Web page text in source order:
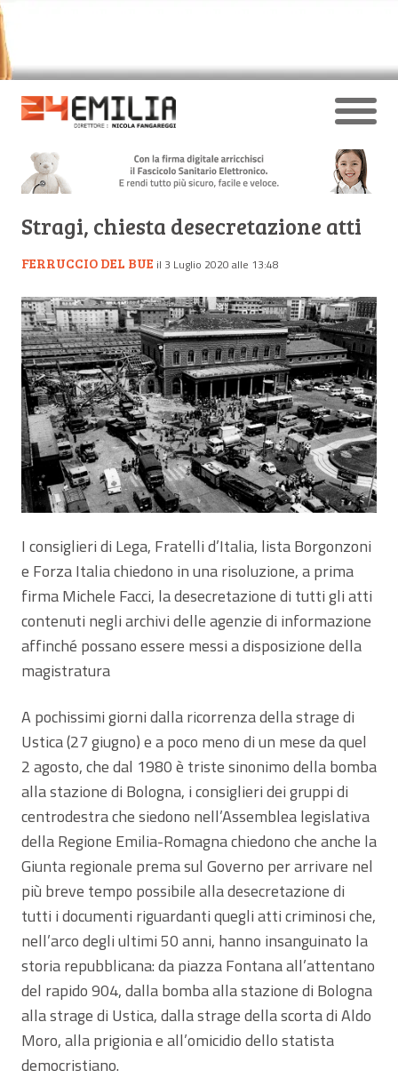
Stragi, chiesta desecretazione atti
FERRUCCIO DEL BUE il 3 Luglio 2020 alle 13:48
I consiglieri di Lega, Fratelli d’Italia, lista Borgonzoni
e Forza Italia chiedono in una risoluzione, a prima
firma Michele Facci, la desecretazione di tutti gli atti
contenuti negli archivi delle agenzie di informazione
affinché possano essere messi a disposizione della
magistratura
A pochissimi giorni dalla ricorrenza della strage di
Ustica (27 giugno) e a poco meno di un mese da quel
2 agosto, che dal 1980 è triste sinonimo della bomba
alla stazione di Bologna, i consiglieri dei gruppi di
centrodestra che siedono nell’Assemblea legislativa
della Regione Emilia-Romagna chiedono che anche la
Giunta regionale prema sul Governo per arrivare nel
più breve tempo possibile alla desecretazione di
tutti i documenti riguardanti quegli atti criminosi che,
nell’arco degli ultimi 50 anni, hanno insanguinato la
storia repubblicana: da piazza Fontana all’attentano
del rapido 904, dalla bomba alla stazione di Bologna
alla strage di Ustica, dalla strage della scorta di Aldo
Moro, alla prigionia e all’omicidio dello statista
democristiano.